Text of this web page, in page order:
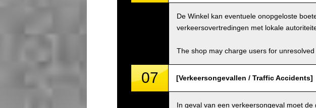
De Winkel kan eventuele onopgeloste
verkeersovertredingen met lokale
The shop may charge users for
07 [Verkeersongevallen / Traffic Accidents]
In geval van een verkeersongeval moet